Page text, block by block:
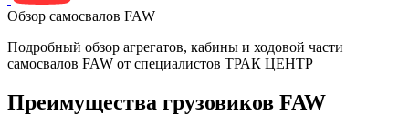
Обзор самосвалов FAW
Подробный обзор агрегатов, кабины и ходовой части
самосвалов FAW от специалистов ТРАК ЦЕНТР
Преимущества грузовиков FAW